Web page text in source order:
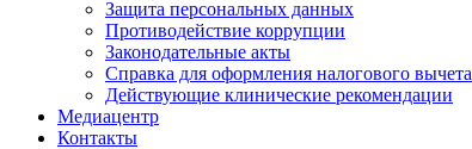
Защита персональных данных
Противодействие коррупции
Законодательные акты
Справка для оформления налогового вычета
Действующие клинические рекомендации
Медиацентр
Контакты